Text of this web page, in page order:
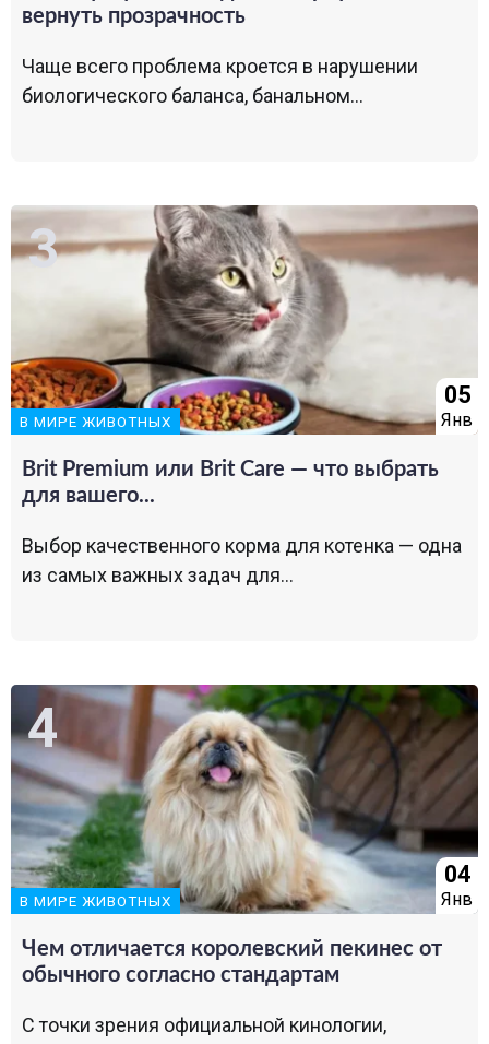
вернуть прозрачность
Чаще всего проблема кроется в нарушении
биологического баланса, банальном...
В МИРЕ ЖИВОТНЫХ
05
Янв
Brit Premium или Brit Care — что выбрать
для вашего...
Выбор качественного корма для котенка — одна
из самых важных задач для...
В МИРЕ ЖИВОТНЫХ
04
Янв
Чем отличается королевский пекинес от
обычного согласно стандартам
С точки зрения официальной кинологии,